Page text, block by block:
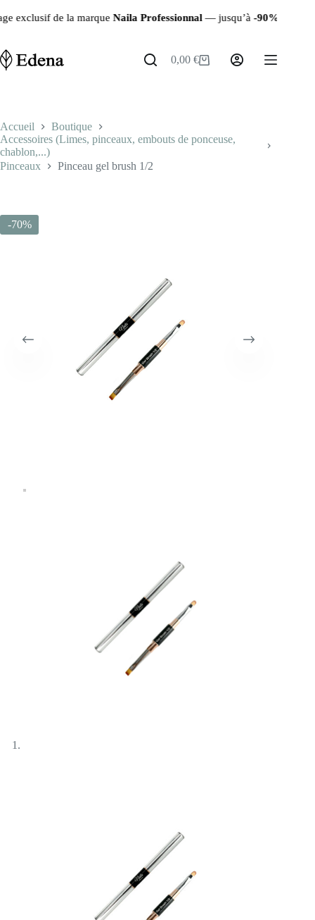
au
de la marqueNaila Professionnal— jusqu’à-90%sur les
Panier
0,00€
Accueil
Boutique
Accessoires (Limes, pinceaux, embouts de ponceuse,
chablon,...)
Pinceaux
Pinceau gel brush 1/2
-70%